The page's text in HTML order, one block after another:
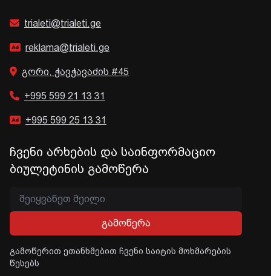
trialeti@trialeti.ge
reklama@trialeti.ge
გორი, ჭავჭავაძის #45
+995 599 21 13 31
+995 599 25 13 31
ჩვენი არხების და საინფორმაციო
ბიულეტინის გამოწერა
გამოწერა
გამოწერით ეთანხმებით ჩვენი საიტის მოხმარების
წესებს